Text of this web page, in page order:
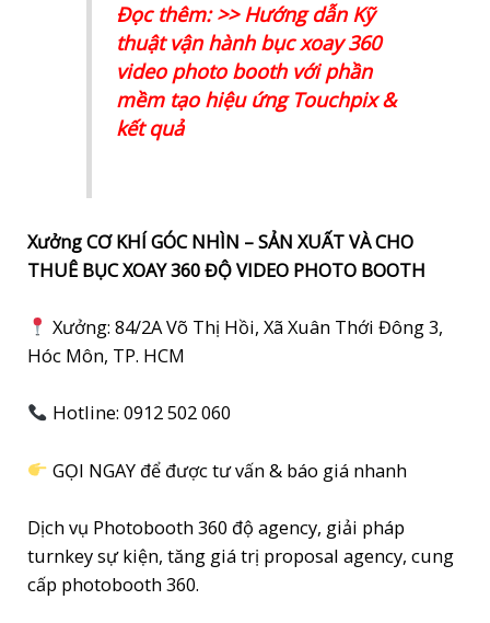
Đọc thêm: >> Hướng dẫn Kỹ
thuật vận hành bục xoay 360
video photo booth với phần
mềm tạo hiệu ứng Touchpix &
kết quả
Xưởng CƠ KHÍ GÓC NHÌN – SẢN XUẤT VÀ CHO
THUÊ BỤC XOAY 360 ĐỘ VIDEO PHOTO BOOTH
Xưởng: 84/2A Võ Thị Hồi, Xã Xuân Thới Đông 3,
Hóc Môn, TP. HCM
Hotline: 0912 502 060
GỌI NGAY để được tư vấn & báo giá nhanh
Dịch vụ Photobooth 360 độ agency, giải pháp
turnkey sự kiện, tăng giá trị proposal agency, cung
cấp photobooth 360.